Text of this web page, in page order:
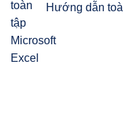
Hướng dẫn